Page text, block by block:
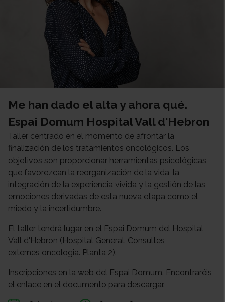
Me han dado el alta y ahora qué.
Espai Domum Hospital Vall d'Hebron
Taller centrado en el momento de afrontar la
finalización de los tratamientos oncológicos. Los
objetivos son proporcionar herramientas psicológicas
que favorezcan la reorganización de la vida, la
integración de la experiencia vivida y la gestión de las
emociones derivadas de esta nueva etapa como el
miedo y la incertidumbre.
El taller tendrá lugar en el Espai Domum del Hospital
Vall d'Hebron (Hospital General. Consultes
externes oncologia. Planta 2).
Inscripciones en la web del Espai Domum. Encontraréis
el enlace en el documento para descargar.